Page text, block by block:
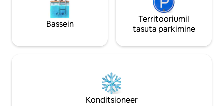
Bassein
Territooriumil
tasuta parkimine
Konditsioneer